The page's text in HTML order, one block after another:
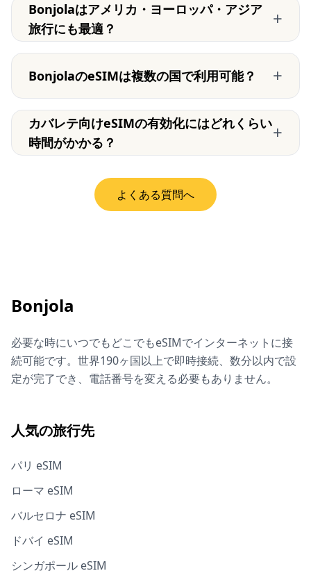
Bonjolaはアメリカ・ヨーロッパ・アジア
旅行にも最適？
+
BonjolaのeSIMは複数の国で利用可能？ +
カバレテ向けeSIMの有効化にはどれくらい
時間がかかる？
+
よくある質問へ
Bonjola
必要な時にいつでもどこでもeSIMでインターネットに接
続可能です。世界190ヶ国以上で即時接続、数分以内で設
定が完了でき、電話番号を変える必要もありません。
人気の旅行先
パリ eSIM
ローマ eSIM
バルセロナ eSIM
ドバイ eSIM
シンガポール eSIM